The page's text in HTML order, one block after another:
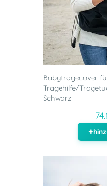
Babytragecover
Tragehilfe/
Schwarz